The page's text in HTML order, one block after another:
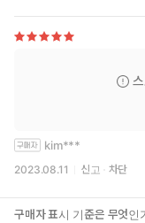
kim***
2023.08.11 신고 차단
구매자 표시 기준은 무엇인